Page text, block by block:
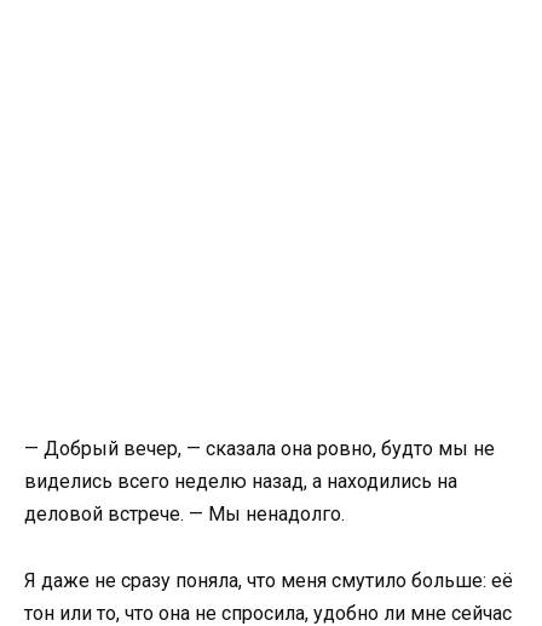
— Добрый вечер, — сказала она ровно, будто мы не
виделись всего неделю назад, а находились на
деловой встрече. — Мы ненадолго.
Я даже не сразу поняла, что меня смутило больше: её
тон или то, что она не спросила, удобно ли мне сейчас